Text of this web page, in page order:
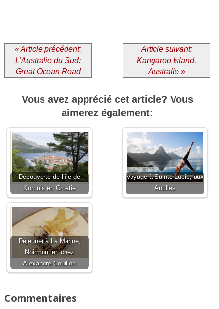
« Article précédent:
L’Australie du Sud:
Great Ocean Road
Article suivant:
Kangaroo Island,
Australie »
Vous avez apprécié cet article? Vous
aimerez également:
Découverte de l’île de
Korcula en Croatie
Voyage à Sainte-Lucie, aux
Antilles
Déjeuner à La Marine,
Noirmoutier, chez
Alexandre Couillon
Commentaires